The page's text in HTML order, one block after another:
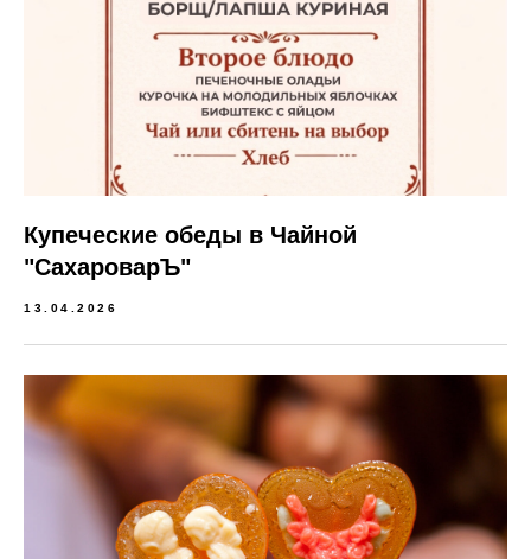
Купеческие обеды в Чайной
"СахароварЪ"
13.04.2026